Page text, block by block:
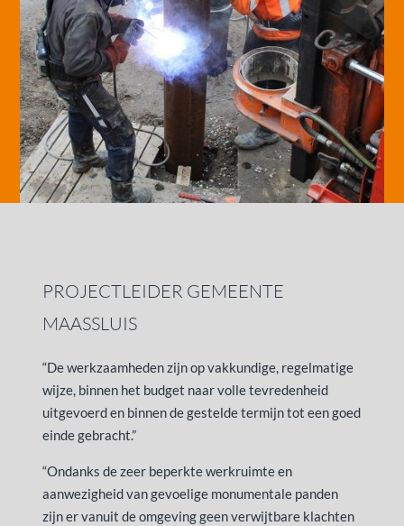
PROJECTLEIDER GEMEENTE
MAASSLUIS
“De werkzaamheden zijn op vakkundige, regelmatige
wijze, binnen het budget naar volle tevredenheid
uitgevoerd en binnen de gestelde termijn tot een goed
einde gebracht.”
“Ondanks de zeer beperkte werkruimte en
aanwezigheid van gevoelige monumentale panden
zijn er vanuit de omgeving geen verwijtbare klachten